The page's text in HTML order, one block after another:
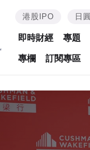
港股IPO 日圓
即時財經 專題
專欄 訂閱專區